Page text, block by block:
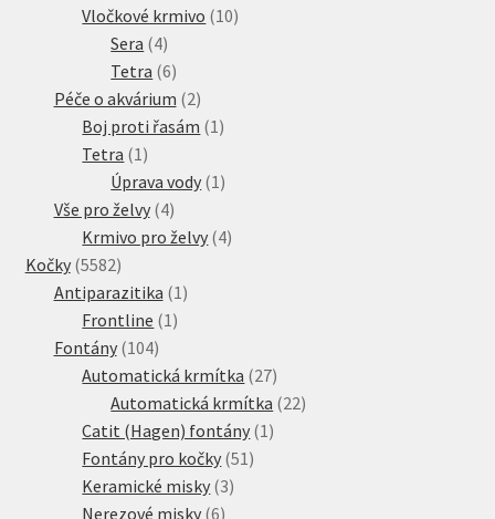
Vločkové krmivo 1010
Sera 44
produkty
Tetra 66
produktů
Péče o akvárium 22
produkty
Boj proti řasám 1 1
Tetra 1 1
produkt
Úprava vody 1 1
Vše pro želvy 44
produkty
Krmivo pro želvy 44
Kočky 55825582
produktů
Antiparazitika 1 1
Frontline 1 1
Fontány 104104
produktů
Automatická krmítka 2727
produktů
Automatická krmítka 2222
Catit (Hagen) fontány 1 1
Fontány pro kočky 51 51
Keramické misky 33
Nerezové misky 66